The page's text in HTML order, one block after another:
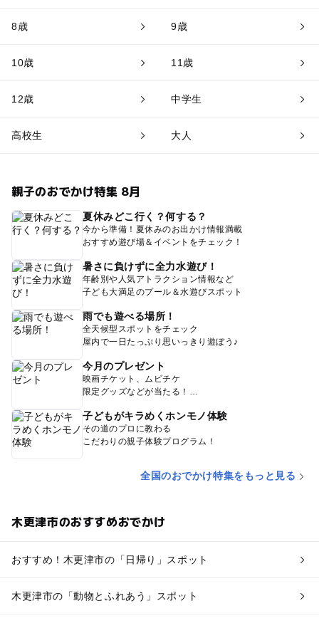
8歳 9歳
10歳 11歳
12歳 中学生
高校生 大人
親子のおでかけ特集 8月
夏休みどこ行く？何する？
今から準備！夏休みのお出かけ情報満載
おすすめ遊び場＆イベントをチェック！
暑さに負けずに全力水遊び！
年齢別や人気アトラクション情報など
子ども大満足のプール＆水遊びスポット
雨でも遊べる場所！
全天候型スポットをチェック
屋内で一日たっぷり思いっきり遊ぼう♪
今月のプレゼント
映画チケット、ムビチケ
限定グッズなどが当たる！
子どもがキラめくホンモノ体験
その道のプロに教わる
こだわりの親子体験プログラム！
全国のおでかけ特集をもっと見る
木更津市のおすすめおでかけ
おすすめ！木更津市の「日帰り」スポット
木更津市の「動物とふれあう」スポット